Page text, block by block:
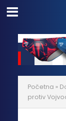
Početna »
protiv